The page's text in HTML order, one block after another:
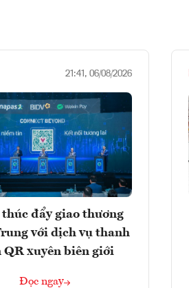
21:41, 06/08/2026
đẩy giao thương
với dịch vụ thanh
QR xuyên biên giới
Đọc ngay